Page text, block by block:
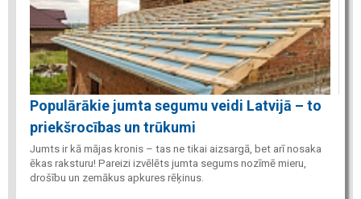
Populārākie jumta segumu veidi Latvijā – to
priekšrocības un trūkumi
Jumts ir kā mājas kronis – tas ne tikai aizsargā, bet arī nosaka
ēkas raksturu! Pareizi izvēlēts jumta segums nozīmē mieru,
drošību un zemākus apkures rēķinus.